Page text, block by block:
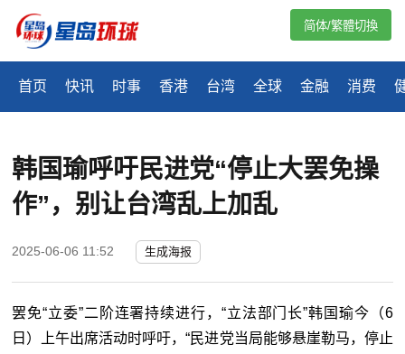
首页 快讯 时事 香港 台湾 全球 金融 消费
简体/繁體切換
韩国瑜呼吁民进党“停止大罢免操
作”，别让台湾乱上加乱
2025-06-06 11:52 生成海报
罢免“立委”二阶连署持续进行，“立法部门长”韩国瑜今（6
日）上午出席活动时呼吁，“民进党当局能够悬崖勒马，停止